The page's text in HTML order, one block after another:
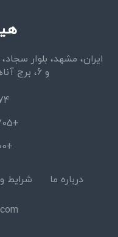
و 6، برج آناهیتا، پلاک 15، واحد 11
+98-5137604705
+98-9106104100
درباره ما
شرایط